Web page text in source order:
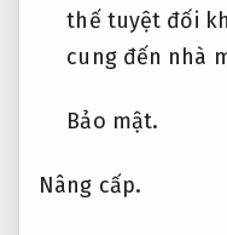
thế tuyệt đối
cung đến nhà
Bảo mật.
Nâng cấp.